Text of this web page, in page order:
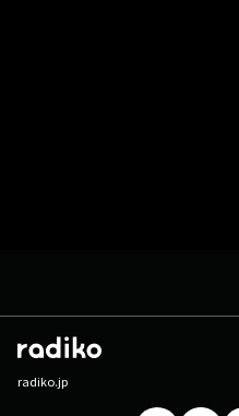
radiko.jp